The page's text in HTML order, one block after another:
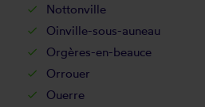
Nottonville
Oinville-sous-auneau
Orgères-en-beauce
Orrouer
Ouerre